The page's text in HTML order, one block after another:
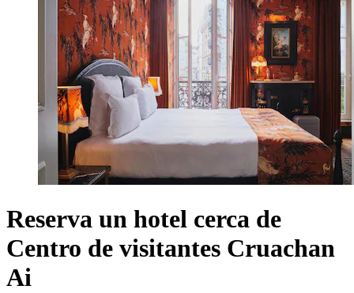
Reserva un hotel cerca de
Centro de visitantes Cruachan
Ai